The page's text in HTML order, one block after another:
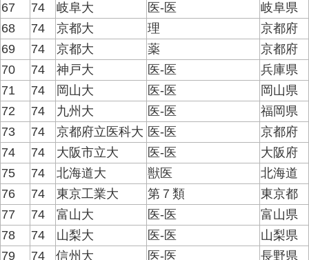
67
74 岐阜大 医-医
岐阜県
68
74 京都大 理
京都府
69
74 京都大 薬
京都府
70
74 神戸大 医-医
兵庫県
71
74 岡山大 医-医
岡山県
72
74 九州大 医-医
福岡県
73
74 京都府立医科大 医-医
京都府
74
74 大阪市立大 医-医
大阪府
75
74 北海道大 獣医
北海道
76
74 東京工業大 第７類
東京都
77
74 富山大 医-医
富山県
78
74 山梨大 医-医
山梨県
79
74 信州大 医-医 長野県